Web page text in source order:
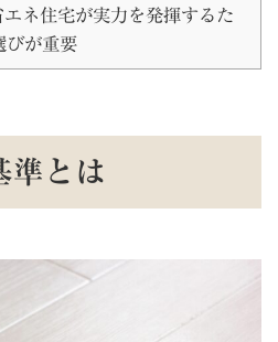
ネ住宅が実力を発揮するた
びが重要
準とは